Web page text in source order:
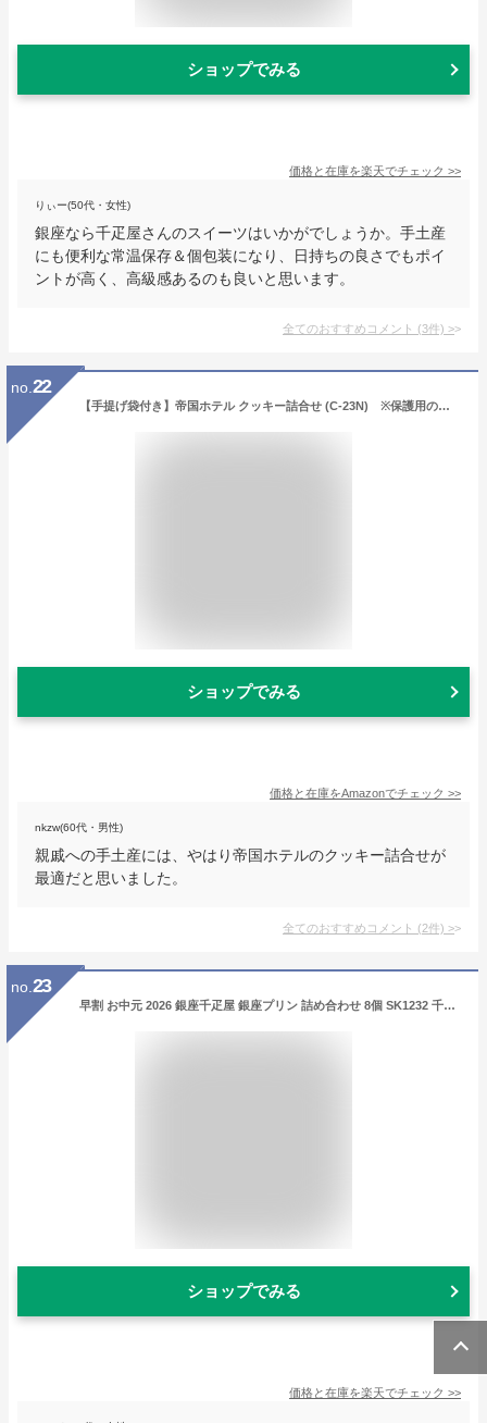
ショップでみる
価格と在庫を楽天でチェック >>
りぃー(50代・女性)
銀座なら千疋屋さんのスイーツはいかがでしょうか。手土産
にも便利な常温保存＆個包装になり、日持ちの良さでもポイ
ントが高く、高級感あるのも良いと思います。
全てのおすすめコメント (3件) >
no. 22
【手提げ袋付き】帝国ホテル クッキー詰合せ (C-23N) ※保護用の白箱に入れてお届け
ショップでみる
価格と在庫をAmazonでチェック >>
nkzw(60代・男性)
親戚への手土産には、やはり帝国ホテルのクッキー詰合せが
最適だと思いました。
全てのおすすめコメント (2件) >
no. 23
早割 お中元 2026 銀座千疋屋 銀座プリン 詰め合わせ 8個 SK1232 千疋屋 プリン フルーツプリン スイーツ ギフト 洋菓子 フルーツ セット 瓶 冷凍 お菓子 お祝い 内祝い 御礼 快気内祝 誕生日 出産内祝い 結婚内祝い 送料無料 個包装 御中元
ショップでみる
価格と在庫を楽天でチェック >>